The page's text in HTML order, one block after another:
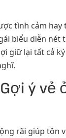
tình cảm hay
biểu diễn nét
giữ lại tất cả
ý vẻ
rãi giúp tôn